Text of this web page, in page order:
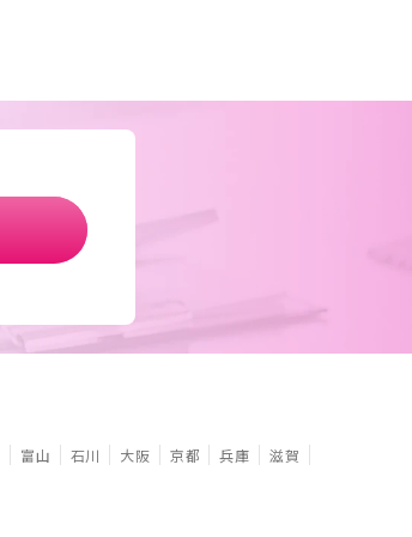
富山 石川 大阪 京都 兵庫
滋賀